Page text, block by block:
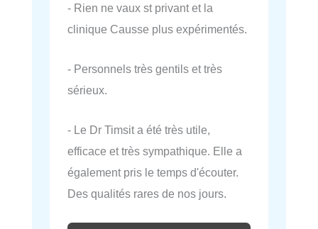
- Rien ne vaux st privant et la
clinique Causse plus expérimentés.
- Personnels très gentils et très
sérieux.
- Le Dr Timsit a été très utile,
efficace et très sympathique. Elle a
également pris le temps d'écouter.
Des qualités rares de nos jours.